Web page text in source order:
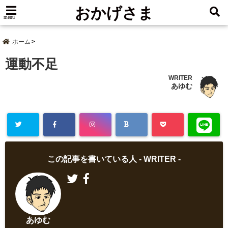
menu おかげさま
ホーム
運動不足
WRITER
あゆむ
この記事を書いている人 - WRITER -
あゆむ